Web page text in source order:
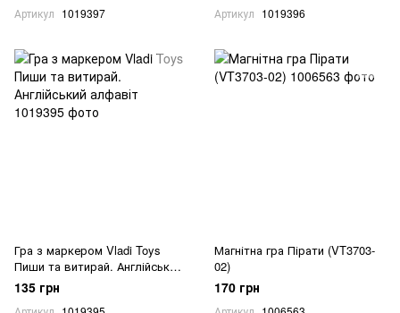
Артикул 1019397 Артикул 1019396
Гра з маркером Vladi Toys
Пиши та витирай. Англійський
алфавіт
135 грн
Магнітна гра Пірати (VT3703-
02)
170 грн